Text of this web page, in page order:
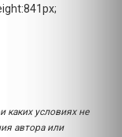
каких условиях не
автора или